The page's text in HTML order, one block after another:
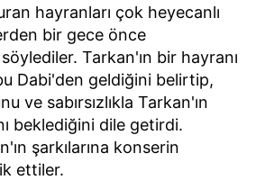
hayranları çok heyecanlı
bir gece önce
söylediler. Tarkan'ın bir hayranı
Dabi'den geldiğini belirtip,
ve sabırsızlıkla Tarkan'ın
beklediğini dile getirdi.
şarkılarına konserin
ettiler.